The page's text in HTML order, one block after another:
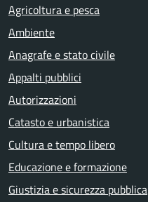
Agricoltura e pesca
Ambiente
Anagrafe e stato civile
Appalti pubblici
Autorizzazioni
Catasto e urbanistica
Cultura e tempo libero
Educazione e formazione
Giustizia e sicurezza pubblica